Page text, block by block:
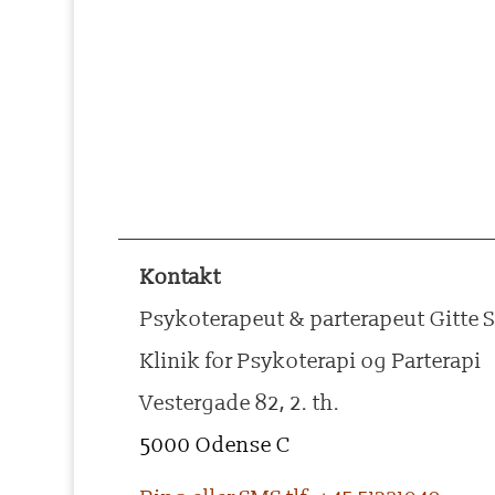
Kontakt
Psykoterapeut & parterapeut Gitte
Klinik for Psykoterapi og Parterapi
Vestergade 82, 2. th.
5000 Odense C